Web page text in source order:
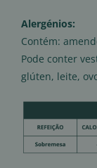
Alergénios:
Contém:
Pode conter
glúten, leite,